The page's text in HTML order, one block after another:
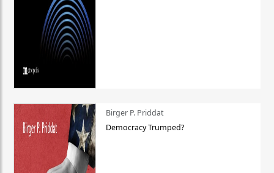
Birger P. Priddat
Democracy Trumped?